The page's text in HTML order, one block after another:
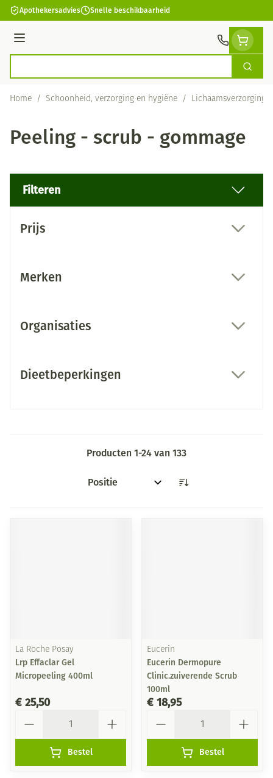
Ga naar de inhoud
Apothekersadvies Snelle beschikbaarheid
Menu
Zoek
Home / Schoonheid, verzorging en hygiëne / Lichaamsverzorging
Peeling - scrub - gommage
Filteren
Prijs
Merken
Organisaties
Dieetbeperkingen
Producten 1-24 van 133
Sorteer op:
La Roche Posay
Lrp Effaclar Gel
Micropeeling 400ml
€ 25,50
Bestel
Eucerin
Eucerin Dermopure
Clinic.zuiverende Scrub
100ml
€ 18,95
Bestel